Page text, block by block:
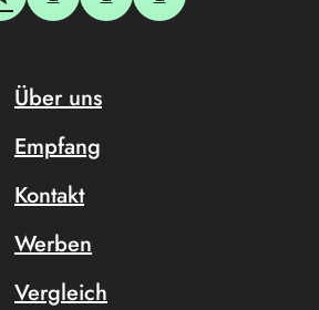
Über uns
Empfang
Kontakt
Werben
Vergleich